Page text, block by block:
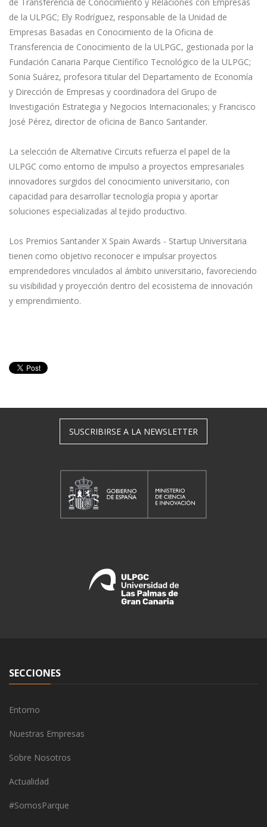
de la ULPGC; Ely Rodríguez, responsable de la Unidad de
Empresas Basadas en Conocimiento de la Oficina de
Transferencia de Conocimiento de la ULPGC, gestionada por la
Fundación Canaria Parque Científico Tecnológico de la ULPGC;
Sonia Suárez, profesora titular del Departamento de Economía
y Dirección de Empresas y coordinadora del Grupo de
Investigación Estrategia y Negocios Internacionales; y Francisco
José Pérez, director de oficina de Banco Santander.
La selección de Alternative Circuits refuerza el papel de la
ULPGC como entorno de impulso a proyectos empresariales
innovadores surgidos del conocimiento universitario, con
capacidad para desarrollar tecnología propia y aportar
soluciones especializadas al tejido productivo.
Los Premios Santander X Spain Awards - Startup Universitaria
tienen como objetivo reconocer e impulsar proyectos
emprendedores vinculados al ámbito universitario, favoreciendo
su visibilidad y proyección dentro del ecosistema de innovación
y emprendimiento.
SUSCRIBIRSE A LA NEWSLETTER
SECCIONES
Entorno
Nuestras Empresas
Sobre Nosotros
Actualidad
#SomosParque